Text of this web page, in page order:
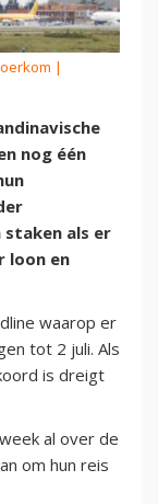
|
nog één
staken als er
loon en
waarop er
tot 2 juli. Als
is dreigt
al over de
om hun reis